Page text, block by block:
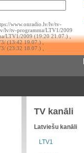
www.onradio.lv/lv/tv-
lv/tv-programma/LTV1/2009
LTV1/2009 (19:20 21.07.) ,
(13:42 19.07.) ,
(23:32 18.07.) ,
TV kanāli
Latviešu kanāli
LTV1